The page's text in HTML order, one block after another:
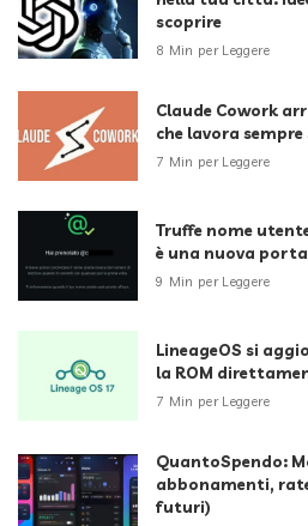
scoprire
8 Min per Leggere
Claude Cowork
che lavora
7 Min per Leggere
Truffe nome
è una nuova
9 Min per Leggere
LineageOS si
la ROM
7 Min per Leggere
QuantoSpendo:
abbonamenti,
futuri)